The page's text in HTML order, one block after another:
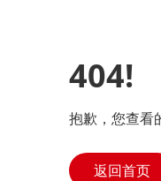
404!
抱歉，您查看
返回首页